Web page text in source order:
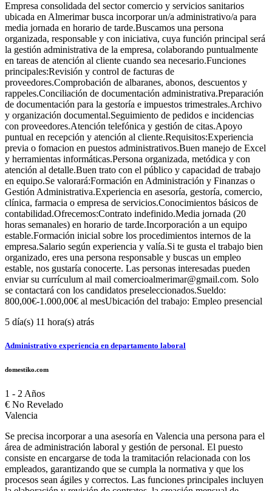
Empresa consolidada del sector comercio y servicios sanitarios
ubicada en Almerimar busca incorporar un/a administrativo/a para
media jornada en horario de tarde.Buscamos una persona
organizada, responsable y con iniciativa, cuya función principal será
la gestión administrativa de la empresa, colaborando puntualmente
en tareas de atención al cliente cuando sea necesario.Funciones
principales:Revisión y control de facturas de
proveedores.Comprobación de albaranes, abonos, descuentos y
rappeles.Conciliación de documentación administrativa.Preparación
de documentación para la gestoría e impuestos trimestrales.Archivo
y organización documental.Seguimiento de pedidos e incidencias
con proveedores.Atención telefónica y gestión de citas.Apoyo
puntual en recepción y atención al cliente.Requisitos:Experiencia
previa o fomacion en puestos administrativos.Buen manejo de Excel
y herramientas informáticas.Persona organizada, metódica y con
atención al detalle.Buen trato con el público y capacidad de trabajo
en equipo.Se valorará:Formación en Administración y Finanzas o
Gestión Administrativa.Experiencia en asesoría, gestoría, comercio,
clínica, farmacia o empresa de servicios.Conocimientos básicos de
contabilidad.Ofrecemos:Contrato indefinido.Media jornada (20
horas semanales) en horario de tarde.Incorporación a un equipo
estable.Formación inicial sobre los procedimientos internos de la
empresa.Salario según experiencia y valía.Si te gusta el trabajo bien
organizado, eres una persona responsable y buscas un empleo
estable, nos gustaría conocerte. Las personas interesadas pueden
enviar su currículum al mail comercioalmerimar@gmail.com. Solo
se contactará con los candidatos preseleccionados.Sueldo:
800,00€-1.000,00€ al mesUbicación del trabajo: Empleo presencial
5 día(s) 11 hora(s) atrás
Administrativo experiencia en departamento laboral
domestiko.com
1 - 2 Años
€ No Revelado
Valencia
Se precisa incorporar a una asesoría en Valencia una persona para el
área de administración laboral y gestión de personal. El puesto
consiste en encargarse de toda la tramitación relacionada con los
empleados, garantizando que se cumpla la normativa y que los
procesos sean ágiles y correctos. Las funciones principales incluyen